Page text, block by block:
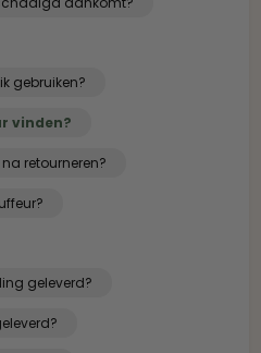
gebruiken?
vinden?
retourneren?
geleverd?